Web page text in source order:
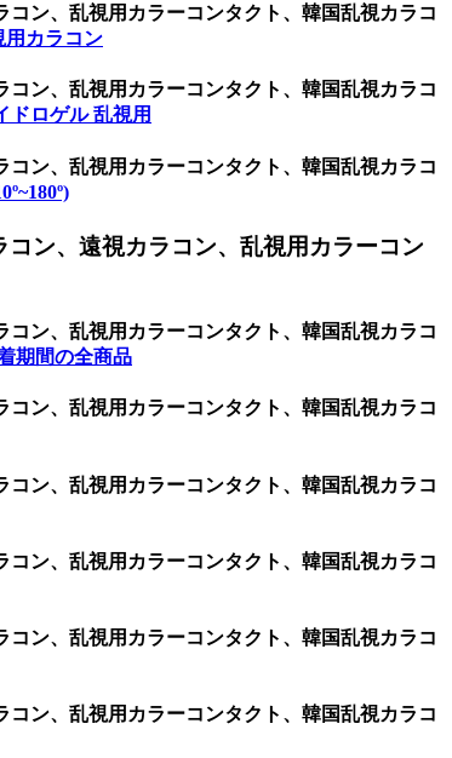
ン、乱視用カラーコンタクト、韓国乱視カラコ
用カラコン
ン、乱視用カラーコンタクト、韓国乱視カラコ
ドロゲル 乱視用
ン、乱視用カラーコンタクト、韓国乱視カラコ
ン、遠視カラコン、乱視用カラーコン
ン、乱視用カラーコンタクト、韓国乱視カラコ
期間の全商品
ン、乱視用カラーコンタクト、韓国乱視カラコ
ン、乱視用カラーコンタクト、韓国乱視カラコ
ン、乱視用カラーコンタクト、韓国乱視カラコ
ン、乱視用カラーコンタクト、韓国乱視カラコ
ン、乱視用カラーコンタクト、韓国乱視カラコ